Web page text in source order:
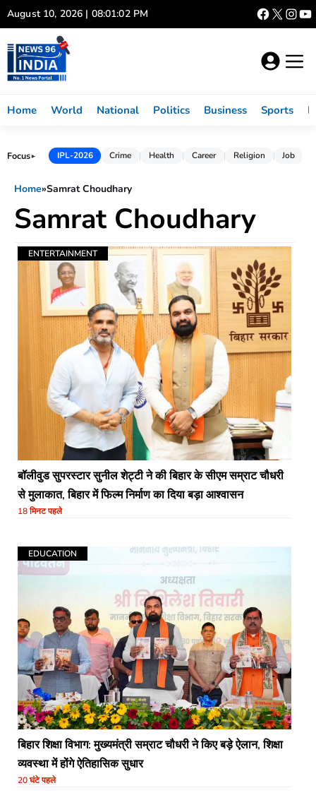
Skip
to
content
August 10, 2026 | 08:01:03 PM
Home World National Politics Business Sports
Focus► IPL-2026 Crime Health Career Religion Job
Home»Samrat Choudhary
Samrat Choudhary
ENTERTAINMENT
बॉलीवुड सुपरस्टार सुनील शेट्टी ने की बिहार के सीएम सम्राट चौधरी
से मुलाकात, बिहार में फिल्म निर्माण का दिया बड़ा आश्वासन
18 मिनट पहले
EDUCATION
बिहार शिक्षा विभाग: मुख्यमंत्री सम्राट चौधरी ने किए बड़े ऐलान, शिक्षा
व्यवस्था में होंगे ऐतिहासिक सुधार
20 घंटे पहले